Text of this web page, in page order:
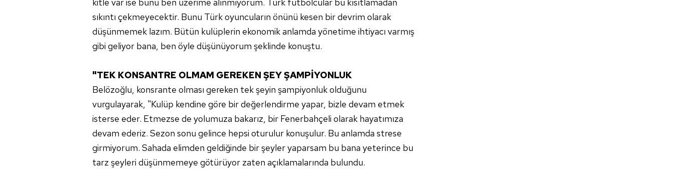
sıkıntı çekmeyecektir. Bunu Türk oyuncuların önünü kesen bir devrim olarak
düşünmemek lazım. Bütün kulüplerin ekonomik anlamda yönetime ihtiyacı varmış
gibi geliyor bana, ben öyle düşünüyorum şeklinde konuştu.
"TEK KONSANTRE OLMAM GEREKEN ŞEY ŞAMPİYONLUK
Belözoğlu, konsrante olması gereken tek şeyin şampiyonluk olduğunu
vurgulayarak, "Kulüp kendine göre bir değerlendirme yapar, bizle devam etmek
isterse eder. Etmezse de yolumuza bakarız, bir Fenerbahçeli olarak hayatımıza
devam ederiz. Sezon sonu gelince hepsi oturulur konuşulur. Bu anlamda strese
girmiyorum. Sahada elimden geldiğinde bir şeyler yaparsam bu bana yeterince bu
tarz şeyleri düşünmemeye götürüyor zaten açıklamalarında bulundu.